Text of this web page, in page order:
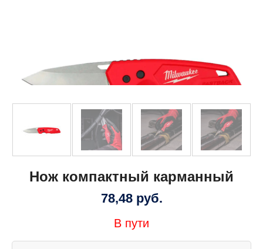
Нож компактный карманный
78,48 руб.
В пути